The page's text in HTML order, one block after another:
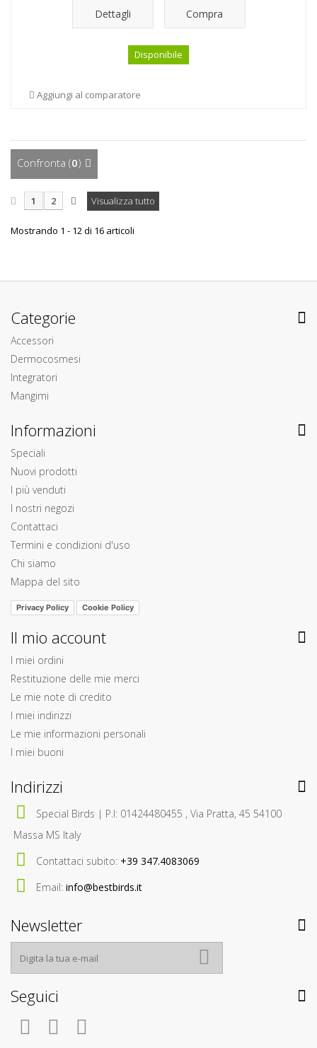
Dettagli Compra
Disponibile
Aggiungi al comparatore
Confronta (0)
Visualizza tutto
1 2
Mostrando 1 - 12 di 16 articoli
Categorie
Accessori
Dermocosmesi
Integratori
Mangimi
Informazioni
Speciali
Nuovi prodotti
I più venduti
I nostri negozi
Contattaci
Termini e condizioni d'uso
Chi siamo
Mappa del sito
Privacy Policy Cookie Policy
Il mio account
I miei ordini
Restituzione delle mie merci
Le mie note di credito
I miei indirizzi
Le mie informazioni personali
I miei buoni
Indirizzi
Special Birds | P.I: 01424480455 , Via Pratta, 45 54100
Massa MS Italy
Contattaci subito: +39 347.4083069
Email: info@bestbirds.it
Newsletter
Seguici